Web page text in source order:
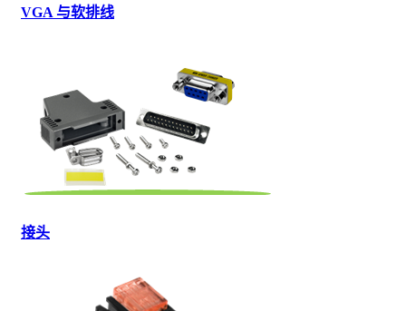
VGA 与软排线
接头